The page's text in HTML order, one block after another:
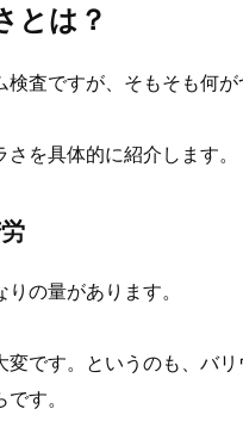
とは？
査ですが、そもそも何
を具体的に紹介します。
の量があります。
です。というのも、バ
す。